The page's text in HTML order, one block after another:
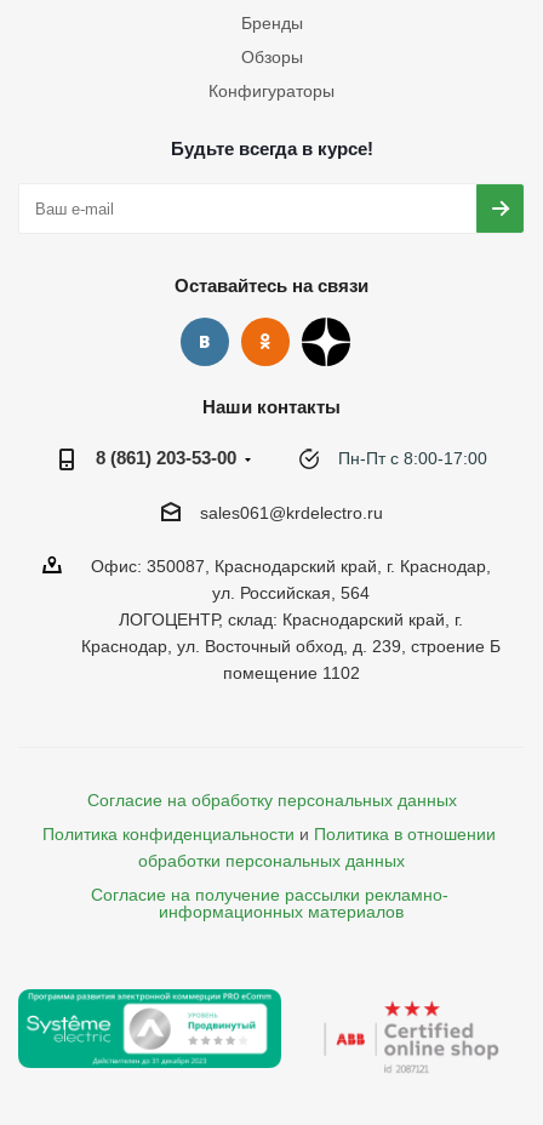
Бренды
Обзоры
Конфигураторы
Будьте всегда в курсе!
Оставайтесь на связи
Наши контакты
8 (861) 203-53-00 Пн-Пт с 8:00-17:00
sales061@krdelectro.ru
Офис: 350087, Краснодарский край, г. Краснодар,
ул. Российская, 564
ЛОГОЦЕНТР, склад: Краснодарский край, г.
Краснодар, ул. Восточный обход, д. 239, строение Б
помещение 1102
Согласие на обработку персональных данных
Политика конфиденциальности и Политика в отношении
обработки персональных данных
Согласие на получение рассылки рекламно-
    информационных материалов